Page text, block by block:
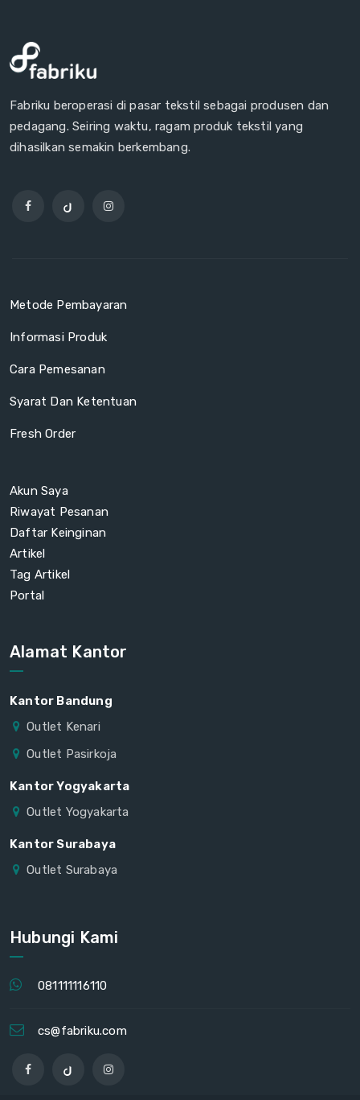
Fabriku beroperasi di pasar tekstil sebagai produsen dan
pedagang. Seiring waktu, ragam produk tekstil yang
dihasilkan semakin berkembang.
Metode Pembayaran
Informasi Produk
Cara Pemesanan
Syarat Dan Ketentuan
Fresh Order
Akun Saya
Riwayat Pesanan
Daftar Keinginan
Artikel
Tag Artikel
Portal
Alamat Kantor
Kantor Bandung
Outlet Kenari
Outlet Pasirkoja
Kantor Yogyakarta
Outlet Yogyakarta
Kantor Surabaya
Outlet Surabaya
Hubungi Kami
081111116110
cs@fabriku.com